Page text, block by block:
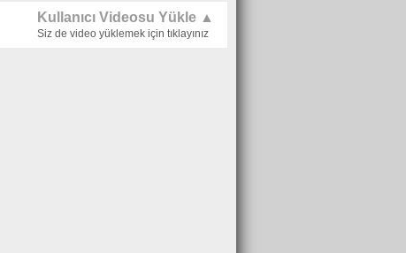
Kullanıcı Videosu Yükle ▲
Siz de video yüklemek için tıklayınız